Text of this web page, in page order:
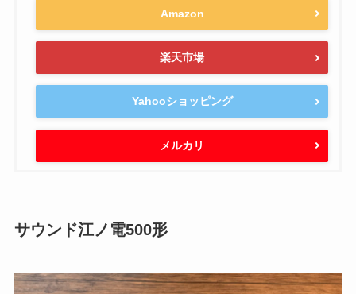
Amazon
楽天市場
Yahooショッピング
メルカリ
サウンド江ノ電500形